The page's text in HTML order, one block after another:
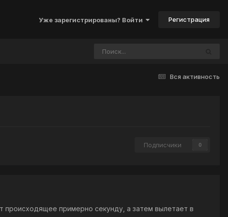
Уже зарегистрированы? Войти Регистрация
Вся активность
Подписчики 0
происходящее примерно секунду, а затем вылетает в